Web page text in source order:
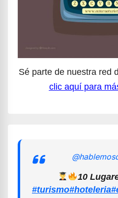
Sé parte de nuestra red
clic aquí para
10
#turismo#hoteleria